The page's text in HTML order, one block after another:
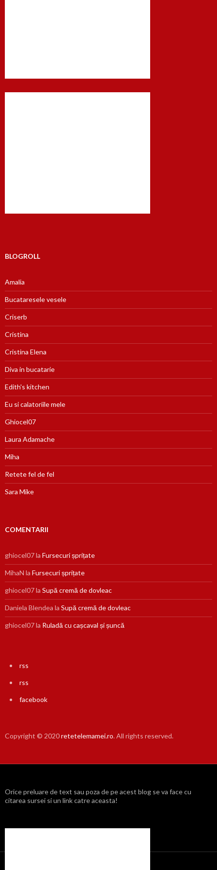
BLOGROLL
Amalia
Bucataresele vesele
Criserb
Cristina
Cristina Elena
Diva in bucatarie
Edith's kitchen
Eu si calatoriile mele
Ghiocel07
Laura Adamache
Miha
Retete fel de fel
Sara Mike
COMENTARII
ghiocel07la Fursecuri șprițate
MihaN la Fursecuri șprițate
ghiocel07la Supă cremă de dovleac
Daniela Blendea la Supă cremă de dovleac
ghiocel07la Ruladă cu cașcaval și șuncă
rss
rss
facebook
Copyright © 2020retetelemamei.ro. All rights reserved.
Orice preluare de text sau poza de pe acest blog se va face cu
citarea sursei si un link catre aceasta!